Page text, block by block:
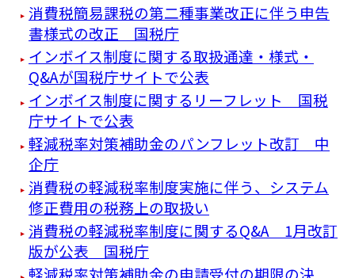
消費税簡易課税の第二種事業改正に伴う申告
書様式の改正 国税庁
インボイス制度に関する取扱通達・様式・
Q&Aが国税庁サイトで公表
インボイス制度に関するリーフレット 国税
庁サイトで公表
軽減税率対策補助金のパンフレット改訂 中
企庁
消費税の軽減税率制度実施に伴う、システム
修正費用の税務上の取扱い
消費税の軽減税率制度に関するQ&A 1月改訂
版が公表 国税庁
軽減税率対策補助金の申請受付の期限の決